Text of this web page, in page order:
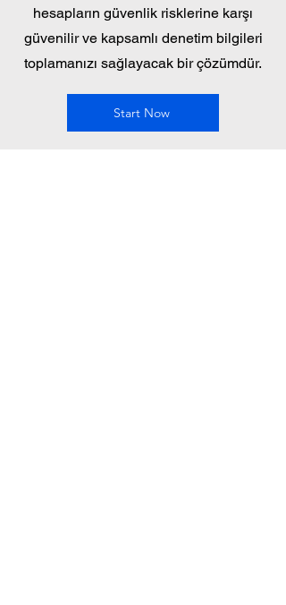
hesapların güvenlik risklerine karşı
güvenilir ve kapsamlı denetim bilgileri
toplamanızı sağlayacak bir çözümdür.
Start Now